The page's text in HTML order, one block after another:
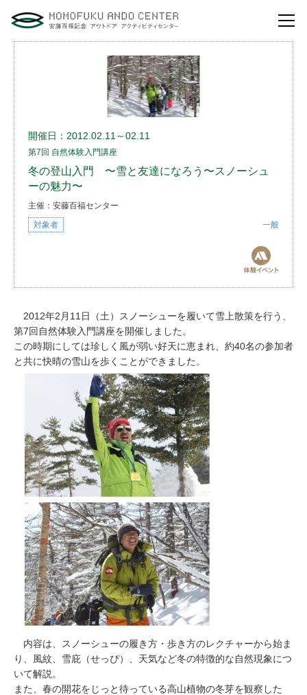
自然体験活動とは？
安藤百福センターの役割とビジョン
研修・講演
体験イベント
安藤百福センターの
お問い合わせ
開催日：2012.02.11～02.11
第7回 自然体験入門講座
冬の登山入門 〜雪と友達になろう〜スノーシュ
ーの魅力〜
主催：安藤百福センター
対象者
一般
2012年2月11日（土）スノーシューを履いて雪上散策を行う、
第7回自然体験入門講座を開催しました。
この時期にしては珍しく風が弱い好天に恵まれ、約40名の参加者
と共に快晴の雪山を歩くことができました。
内容は、スノーシューの履き方・歩き方のレクチャーから始ま
り、風紋、雪庇（せっぴ）、天気など冬の特徴的な自然現象につ
いて解説。
また、春の開花をじっと待っている高山植物の冬芽を観察した